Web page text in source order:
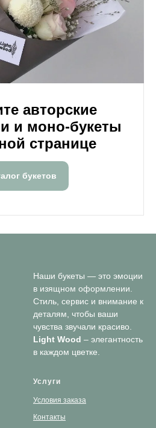
авторские
и моно-букеты
странице
букетов
Наши букеты — это эмоции
в изящном оформлении.
Стиль, сервис и внимание к
деталям, чтобы ваши
чувства звучали красиво.
Light Wood – элегантность
в каждом цветке.
Услуги
Условия заказа
Контакты